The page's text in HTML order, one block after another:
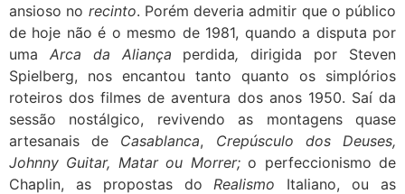
ansioso no recinto. Porém deveria admitir que o público
de hoje não é o mesmo de 1981, quando a disputa por
uma Arca da Aliança perdida,dirigida por Steven
Spielberg, nos encantou tanto quanto os simplórios
roteiros dos filmes de aventura dos anos 1950. Saí da
sessão nostálgico, revivendo as montagens quase
artesanais de Casablanca, Crepúsculo dos
Deuses,
Johnny Guitar, Matar ou Morrer;o perfeccionismo de
Chaplin, as propostas do Realismo Italiano, ou as